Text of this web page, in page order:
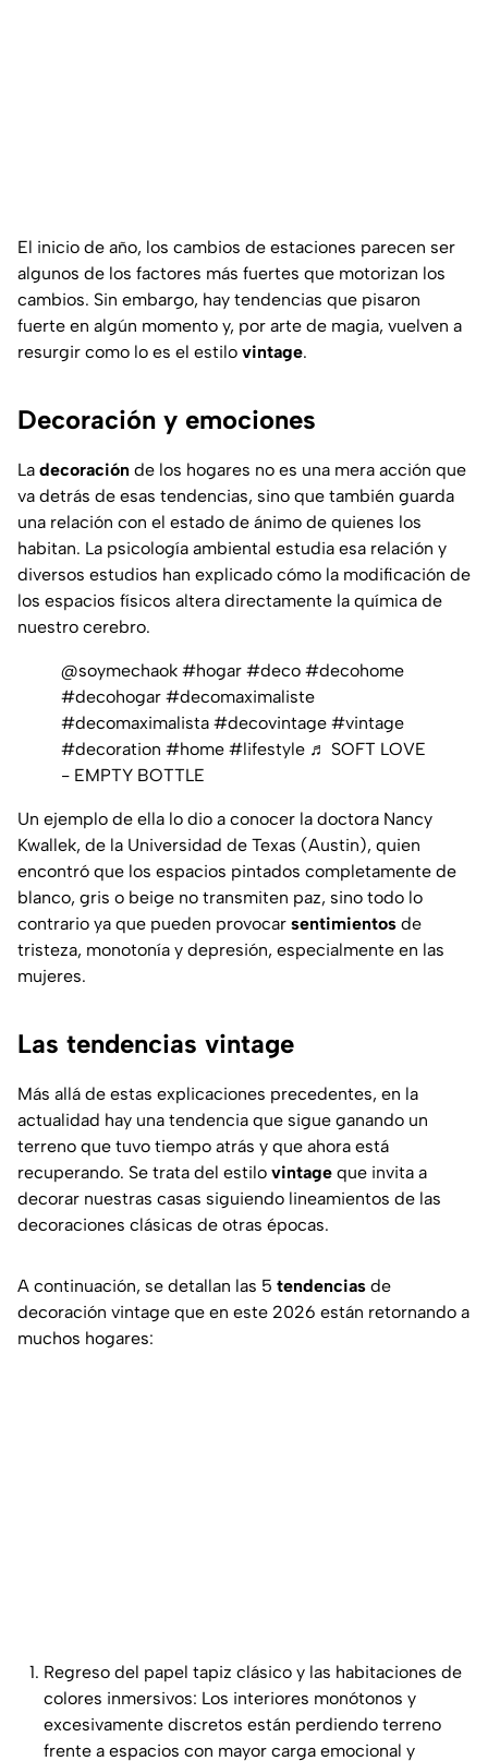
El inicio de año, los cambios de estaciones parecen ser
algunos de los factores más fuertes que motorizan los
cambios. Sin embargo, hay tendencias que pisaron
fuerte en algún momento y, por arte de magia, vuelven a
resurgir como lo es el estilo vintage.
Decoración y emociones
La decoración de los hogares no es una mera acción que
va detrás de esas tendencias, sino que también guarda
una relación con el estado de ánimo de quienes los
habitan. La psicología ambiental estudia esa relación y
diversos estudios han explicado cómo la modificación de
los espacios físicos altera directamente la química de
nuestro cerebro.
@soymechaok #hogar #deco #decohome
#decohogar #decomaximaliste
#decomaximalista #decovintage #vintage
#decoration #home #lifestyle ♬ SOFT LOVE
- EMPTY BOTTLE
Un ejemplo de ella lo dio a conocer la doctora Nancy
Kwallek, de la Universidad de Texas (Austin), quien
encontró que los espacios pintados completamente de
blanco, gris o beige no transmiten paz, sino todo lo
contrario ya que pueden provocar sentimientos de
tristeza, monotonía y depresión, especialmente en las
mujeres.
Las tendencias vintage
Más allá de estas explicaciones precedentes, en la
actualidad hay una tendencia que sigue ganando un
terreno que tuvo tiempo atrás y que ahora está
recuperando. Se trata del estilo vintage que invita a
decorar nuestras casas siguiendo lineamientos de las
decoraciones clásicas de otras épocas.
A continuación, se detallan las 5 tendencias de
decoración vintage que en este 2026 están retornando a
muchos hogares:
Regreso del papel tapiz clásico y las habitaciones de
colores inmersivos: Los interiores monótonos y
excesivamente discretos están perdiendo terreno
frente a espacios con mayor carga emocional y